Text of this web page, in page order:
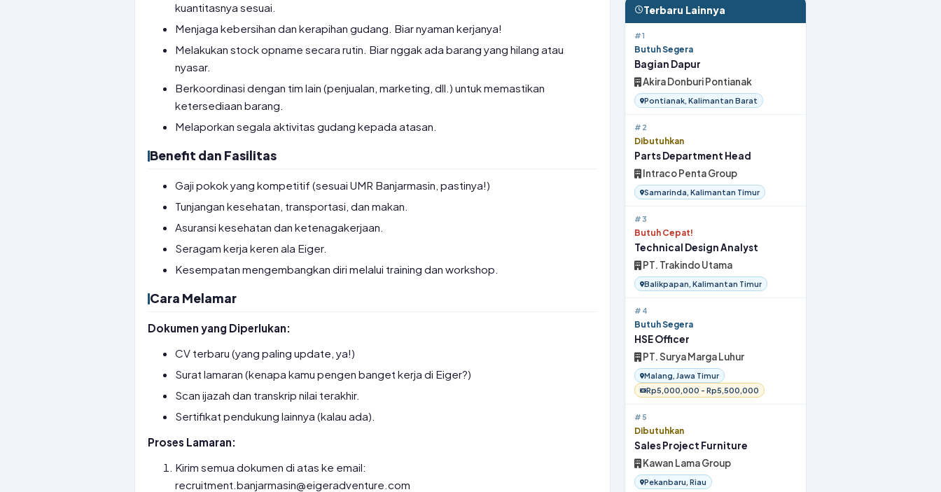
kuantitasnya sesuai.
Menjaga kebersihan dan kerapihan gudang. Biar nyaman kerjanya!
Melakukan stock opname secara rutin. Biar nggak ada barang yang hilang atau
nyasar.
Berkoordinasi dengan tim lain (penjualan, marketing, dll.) untuk memastikan
ketersediaan barang.
Melaporkan segala aktivitas gudang kepada atasan.
Benefit dan Fasilitas
Gaji pokok yang kompetitif (sesuai UMR Banjarmasin, pastinya!)
Tunjangan kesehatan, transportasi, dan makan.
Asuransi kesehatan dan ketenagakerjaan.
Seragam kerja keren ala Eiger.
Kesempatan mengembangkan diri melalui training dan workshop.
Cara Melamar
Dokumen yang Diperlukan:
CV terbaru (yang paling update, ya!)
Surat lamaran (kenapa kamu pengen banget kerja di Eiger?)
Scan ijazah dan transkrip nilai terakhir.
Sertifikat pendukung lainnya (kalau ada).
Proses Lamaran:
Kirim semua dokumen di atas ke email:
recruitment.banjarmasin@eigeradventure.com
Terbaru Lainnya
#1
Butuh Segera
Bagian Dapur
Akira Donburi Pontianak
Pontianak, Kalimantan Barat
#2
Dibutuhkan
Parts Department Head
Intraco Penta Group
Samarinda, Kalimantan Timur
#3
Butuh Cepat!
Technical Design Analyst
PT. Trakindo Utama
Balikpapan, Kalimantan Timur
#4
Butuh Segera
HSE Officer
PT. Surya Marga Luhur
Malang, Jawa Timur
Rp5,000,000 - Rp5,500,000
#5
Dibutuhkan
Sales Project Furniture
Kawan Lama Group
Pekanbaru, Riau